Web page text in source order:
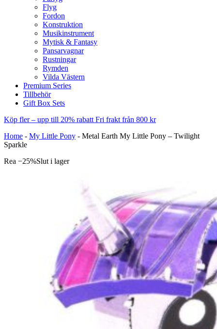
Flyg
Fordon
Konstruktion
Musikinstrument
Mytisk & Fantasy
Pansarvagnar
Rustningar
Rymden
Vilda Västern
Premium Series
Tillbehör
Gift Box Sets
Köp fler – upp till 20% rabattFri frakt från 800 kr
Home - My Little Pony - Metal Earth My Little Pony – Twilight
Sparkle
Rea −25%Slut i lager